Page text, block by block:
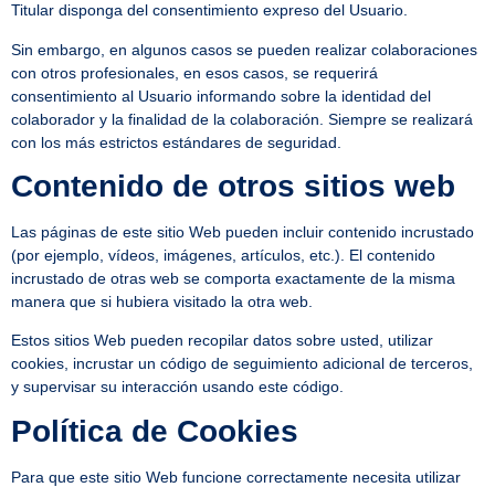
Titular disponga del consentimiento expreso del Usuario.
Sin embargo, en algunos casos se pueden realizar colaboraciones
con otros profesionales, en esos casos, se requerirá
consentimiento al Usuario informando sobre la identidad del
colaborador y la finalidad de la colaboración. Siempre se realizará
con los más estrictos estándares de seguridad.
Contenido de otros sitios web
Las páginas de este sitio Web pueden incluir contenido incrustado
(por ejemplo, vídeos, imágenes, artículos, etc.). El contenido
incrustado de otras web se comporta exactamente de la misma
manera que si hubiera visitado la otra web.
Estos sitios Web pueden recopilar datos sobre usted, utilizar
cookies, incrustar un código de seguimiento adicional de terceros,
y supervisar su interacción usando este código.
Política de Cookies
Para que este sitio Web funcione correctamente necesita utilizar